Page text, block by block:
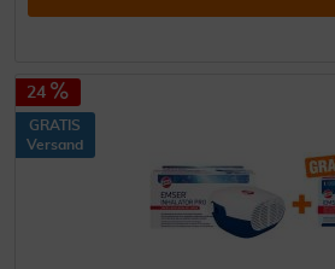
24
GRATIS
Versand